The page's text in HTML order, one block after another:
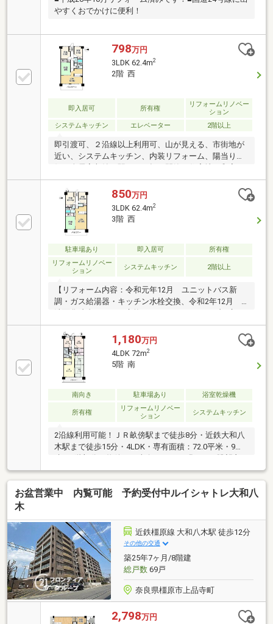
やすくおでかけに便利！
798万円
3LDK 62.4m2
2階 西
即入居可 所有権
リフォームリノベー
ション
システムキッチン
エレベーター 2階以上
即引渡可、２沿線以上利用可、山が見える、市街地が
近い、システムキッチン、内装リフォーム、陽当り良
シャワー付洗面化粧台、対面式キッチン、平面駐車
場、温水洗浄便座、緑豊かな住宅地、都市近郊、前面
棟無、通風良好、眺望良好、平坦地、エレベーター、
駐輪場、バイク置場
850万円
3LDK 62.4m2
3階 西
駐車場あり 即入居可
所有権
リフォームリノベー
ション
システムキッチン 2階以上
【リフォーム内容：令和元年12月 ユニットバス新
調・ガス給湯器・キッチン水栓交換、令和2年12月
換、令和6年5月 リビング・和室 防音断熱内窓設
置、令和7年7月 和室畳表替え】
1,180万円
4LDK 72m2
5階 南
南向き 駐車場あり 浴室乾燥機
所有権
リフォームリノベー
ション
システムキッチン
2沿線利用可能！ＪＲ畝傍駅まで徒歩8分・近鉄大和八
木駅まで徒歩15分・4LDK・専有面積：72.0平米・9階
好です。・現況：空家・バイク置場・駐輪場 空き有
（使用登録要・登録シール代200円かかります。）
〈一部リフォーム済み〉2006年10月 コンロ入替、給湯
質問等お気軽にお問い合わせください。〈教育施
設〉・鴨公小学校まで約1100ｍ・八木中学校まで約
1900ｍ 〈周辺施設〉・セブンイレブン橿原醍醐町店ま
で約730ｍ
お盆営業中 内覧可能 予約受付中ルイシャトレ大和八
木
近鉄橿原線 大和八木駅 徒歩12分
その他の交通
築25年7ヶ月/8階建
総戸数69戸
奈良県橿原市上品寺町
2,798万円